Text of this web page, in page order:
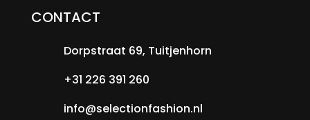
CONTACT
Dorpstraat 69, Tuitjenhorn
+31 226 391 260
info@selectionfashion.nl